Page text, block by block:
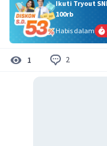
Ikuti Tryout
100rb
Habis dalam
1 2